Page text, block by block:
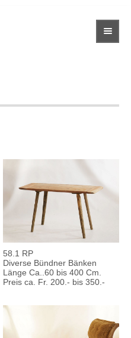
58.1 RP
Diverse Bündner Bänken
Länge Ca..60 bis 400 Cm.
Preis ca. Fr. 200.- bis 350.-